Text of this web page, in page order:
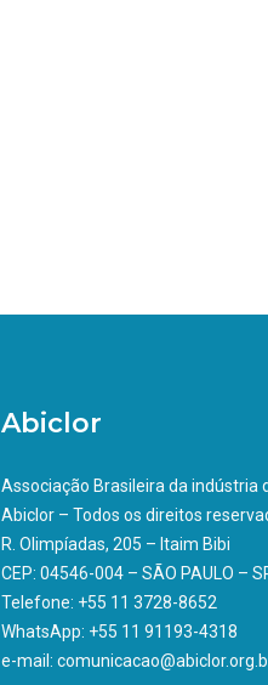
Abiclor
Associação Brasileira da indústria
Abiclor – Todos os direitos
R. Olimpíadas, 205 – Itaim Bibi
CEP: 04546-004 – SÃO PAULO –
Telefone: +55 11 3728-8652
WhatsApp: +55 11 91193-4318
e-mail: